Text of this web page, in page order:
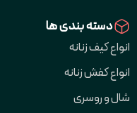
دسته بندی ها
انواع کیف زنانه
انواع کفش زنانه
شال و روسری